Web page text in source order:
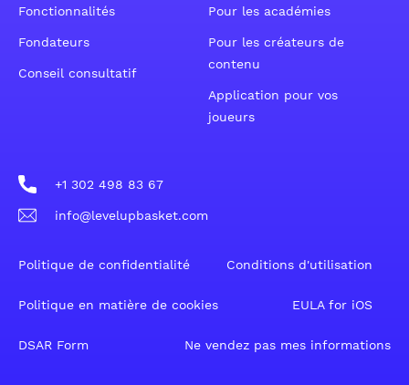
Fonctionnalités
Fondateurs
Conseil consultatif
Pour les académies
Pour les créateurs de
contenu
Application pour vos
joueurs
+1 302 498 83 67
info@levelupbasket.com
Politique de confidentialité Conditions d'utilisation
Politique en matière de cookies EULA for iOS
DSAR Form Ne vendez pas mes informations